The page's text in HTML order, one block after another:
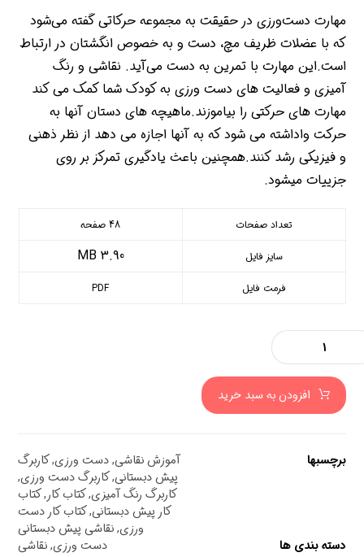
مهارت دست‌ورزی در حقیقت به مجموعه حرکاتی گفته می‌شود
که با عضلات ظریف مچ، دست و به خصوص انگشتان در ارتباط
است.این مهارت با تمرین به دست می‌آید. نقاشی و رنگ
آمیزی و فعالیت های دست ورزی به کودک شما کمک می کند
مهارت های حرکتی را بیاموزند.ماهیچه های دستان آنها به
حرکت واداشته می شود که به آنها اجازه می دهد از نظر ذهنی
و فیزیکی رشد کنند.همچنین باعث یادگیری تمرکز بر روی
جزییات میشود.
تعداد صفحات 48 صفحه
سایز فایل 3.90 MB
فرمت فایل PDF
افزودن به سبد خرید
برچسبها آموزش نقاشی,دست ورزی,کاربرگ
پیش دبستانی,کاربرگ دست ورزی,
کاربرگ رنگ آمیزی,کتاب کار,کتاب
کار پیش دبستانی,کتاب کار دست
ورزی,نقاشی پیش دبستانی
دسته بندی ها
دست ورزی,نقاشی